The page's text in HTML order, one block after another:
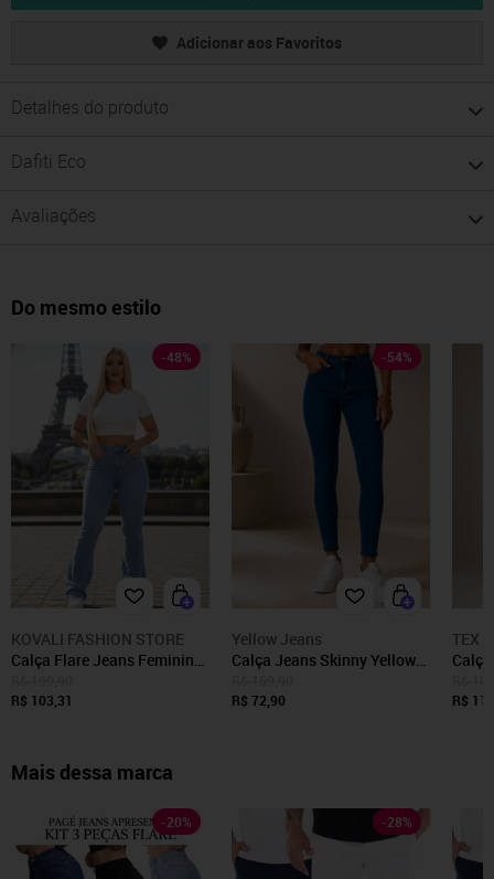
Adicionar aos Favoritos
Detalhes do produto
Dafiti Eco
Avaliações
Do mesmo estilo
-48%
KOVALI FASHION STORE
Calça Flare Jeans Feminina
Gringa Com Elastano
R$ 103,31
-54%
Yellow Jeans
Calça Jeans Skinny Yellow
Azul Escuro Modeladora
R$ 72,90
TEX
R$
Mais dessa marca
-20% -28%